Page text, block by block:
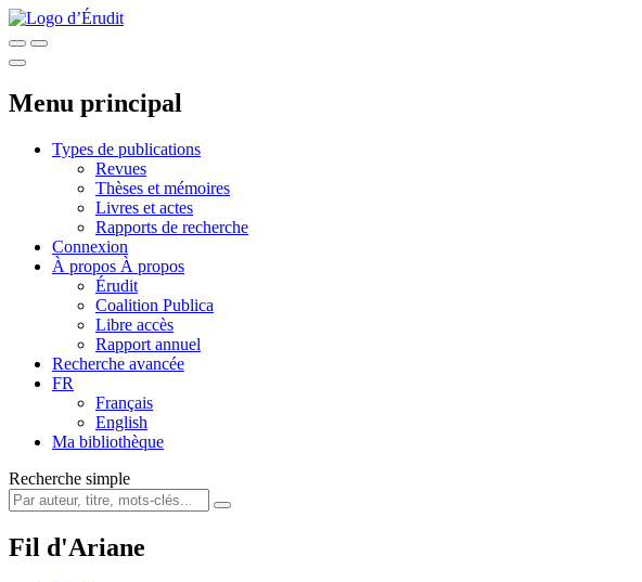
Menu principal
Types de publications
Revues
Thèses et mémoires
Livres et actes
Rapports de recherche
Connexion
À propos À propos
Érudit
Coalition Publica
Libre accès
Rapport annuel
Recherche avancée
FR
Français
English
Ma bibliothèque
Recherche simple
Fil d'Ariane